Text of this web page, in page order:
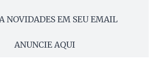
NOVIDADES EM SEU EMAIL
ANUNCIE AQUI